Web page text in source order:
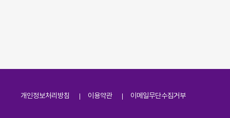
개인정보처리방침 이용약관 이메일무단수집거부